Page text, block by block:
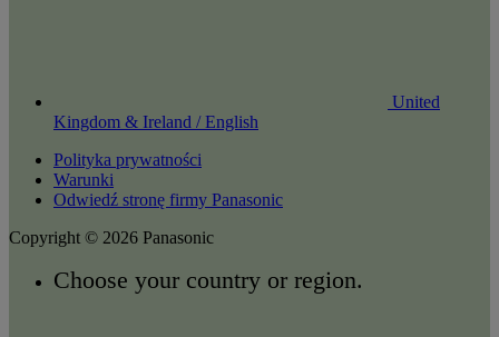
United
Kingdom & Ireland / English
Polityka prywatności
Warunki
Odwiedź stronę firmy Panasonic
Copyright © 2026 Panasonic
Choose your country or region.